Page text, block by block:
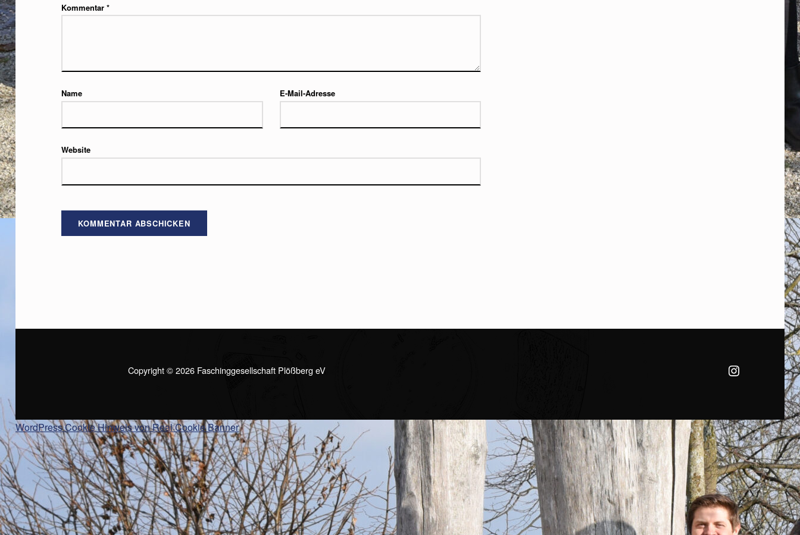
Kommentar*
Name E-Mail-Adresse
Website
Copyright © 2026 Faschinggesellschaft Plößberg eV (Opens in a new window)
WordPress Cookie Hinweis von Real Cookie Banner